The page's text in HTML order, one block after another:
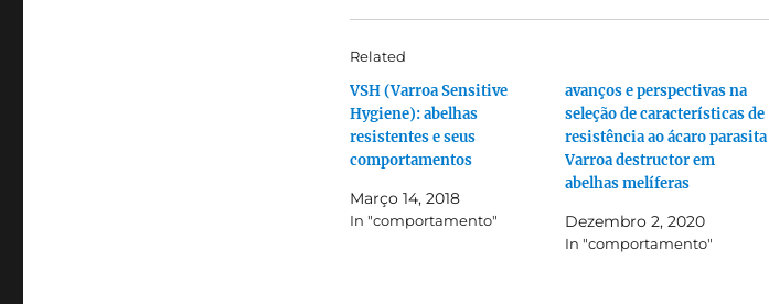
Related
VSH (Varroa Sensitive
Hygiene): abelhas
resistentes e seus
comportamentos
Março 14, 2018
In "comportamento"
avanços e perspectivas na
seleção de características de
resistência ao ácaro parasita
Varroa destructor em
abelhas melíferas
Dezembro 2, 2020
In "comportamento"